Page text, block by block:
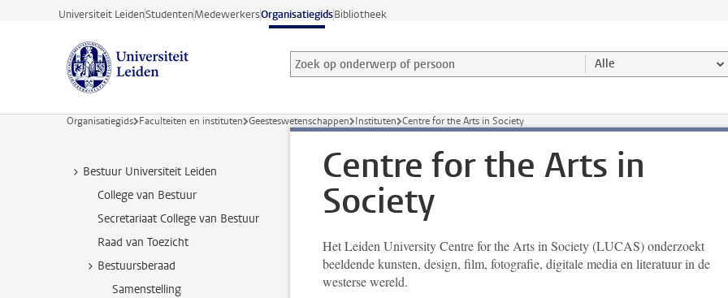
Ga direct naar de inhoud
Universiteit LeidenStudentenMedewerkersOrganisatiegidsBibliotheek
Zoek op onderwerp of persoon en selecteer categorie
Zoekterm Alle
Organisatiegids Faculteiten en instituten Geesteswetenschappen Instituten Centre for the Arts in Society
Bestuur Universiteit Leiden
College van Bestuur
Secretariaat College van Bestuur
Raad van Toezicht
Bestuursberaad
Samenstelling
Centre for the Arts in
Society
Het Leiden University Centre for the Arts in Society (LUCAS) onderzoekt
beeldende kunsten, design, film, fotografie, digitale media en literatuur in de
westerse wereld.